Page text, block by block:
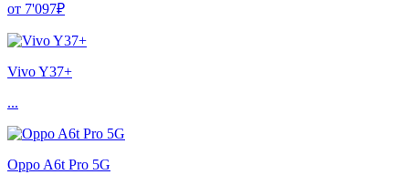
от 7'097₽
Vivo Y37+
...
Oppo A6t Pro 5G